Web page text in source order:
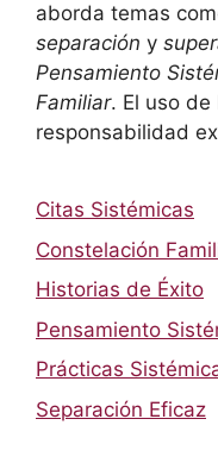
aborda temas
separación y
Pensamiento
Familiar. El uso de
responsabilidad
Citas Sistémicas
Constelación
Historias de Éxito
Pensamiento
Prácticas
Separación Eficaz